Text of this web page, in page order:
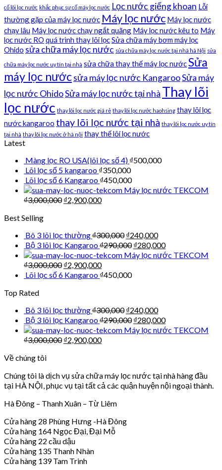
cố lõi lọc nước khắc phục sự cố máy lọc nước Lọc nước giếng khoan Lỗi
thường gặp của máy lọc nước Máy lọc nước Máy lọc nước
chạy lâu Máy lọc nước chạy ngắt quãng Máy lọc nước kêu to Máy
lọc nước RO quá trình thay lõi lọcSửa chữa máy bơm máy lọc
Ohido sửa chữa máy lọc nước sửa chữa máy lọc nước tại nhà hà Nội sửa
chữa máy lọc nước uy tín tại nhà sửa chữa thay thế máy lọc nướcSửa
máy lọc nướcsửa máy lọc nước KangarooSửa máy
lọc nước OhidoSửa máy lọc nước tại nhà Thay lõi
lọc nước thay lõi lọc nước giá rẻ thay lõi lọc nước haohsing thay lõi lọc
nước kangaroo thay lõi lọc nước tại nhà thay lõi lọc nước uy tín
tại nhà thay lõi lọc nước ở hà nội thay thế lõi lọc nước
Latest
Màng lọc RO USA(lõi lọc số 4) ₫500,000
Lõi lọc số 5 kangaroo ₫350,000
Lõi lọc số 6 Kangaroo ₫450,000
Máy lọc nước TEKCOM
₫3,000,000 ₫2,900,000
Best Selling
Bô 3 lõi lọc thường₫300,000 ₫240,000
Bộ 3 lõi lọc Kangaroo₫290,000 ₫280,000
Máy lọc nước TEKCOM
₫3,000,000 ₫2,900,000
Lõi lọc số 6 Kangaroo ₫450,000
Top Rated
Bô 3 lõi lọc thường₫300,000 ₫240,000
Bộ 3 lõi lọc Kangaroo₫290,000 ₫280,000
Máy lọc nước TEKCOM
₫3,000,000 ₫2,900,000
Về chúng tôi
Chúng tôi là dịch vụ sửa chữa máy lọc nước tại nhà hàng đầu
tại HÀ NỘI, phục vụ tại tất cả các quận huyện nội ngoại thành.
Hà Đông – Thanh Xuân – Từ Liêm
Cửa hàng 28 Phùng Hưng -Hà Đông
Cửa hàng 164 Ngọc Đại, Đại Mỗ
Cửa hàng 22 cầu dậu
Cửa hàng 135 Thanh Nhàn
Cửa hàng 139 Tam Trinh